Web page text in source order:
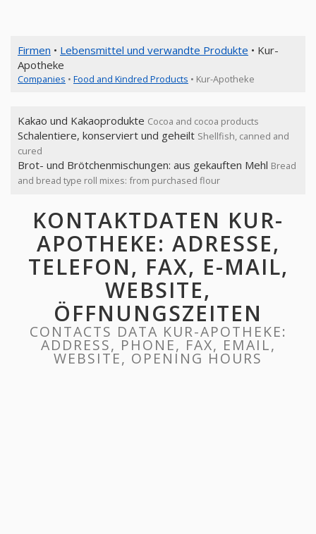
Firmen • Lebensmittel und verwandte Produkte • Kur-
Apotheke
Companies • Food and Kindred Products • Kur-Apotheke
Kakao und Kakaoprodukte Cocoa and cocoa products
Schalentiere, konserviert und geheilt Shellfish, canned and
cured
Brot- und Brötchenmischungen: aus gekauften Mehl Bread
and bread type roll mixes: from purchased flour
KONTAKTDATEN KUR-
APOTHEKE: ADRESSE,
TELEFON, FAX, E-MAIL,
WEBSITE,
ÖFFNUNGSZEITEN
CONTACTS DATA KUR-APOTHEKE:
ADDRESS, PHONE, FAX, EMAIL,
WEBSITE, OPENING HOURS